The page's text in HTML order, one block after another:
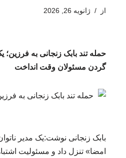
از ژانویه 26, 2026
حمله تند بابک زنجانی به
گردن مسئولان وقت انداخت
بابک زنجانی نوشت:یک مدیر
امضا» تنزل داد و مسئولیت